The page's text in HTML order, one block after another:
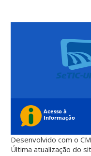
Desenvolvido com o
Última atualização do